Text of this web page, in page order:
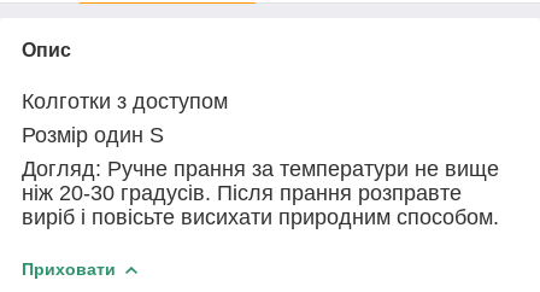
Опис
Колготки з доступом
Розмір один S
Догляд: Ручне прання за температури не вище
ніж 20-30 градусів. Після прання розправте
виріб і повісьте висихати природним способом.
Приховати